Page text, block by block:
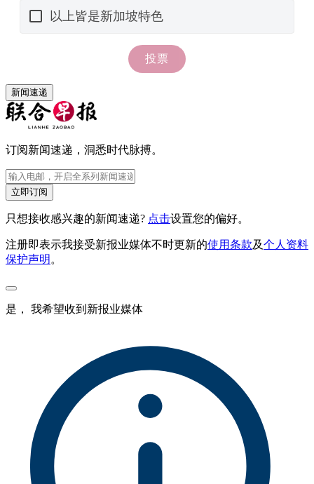
新闻速递
订阅新闻速递，洞悉时代脉搏。
立即订阅
只想接收感兴趣的新闻速递? 点击设置您的偏好。
注册即表示我接受新报业媒体不时更新的使用条款及个人资料
保护声明 。
是， 我希望收到新报业媒体